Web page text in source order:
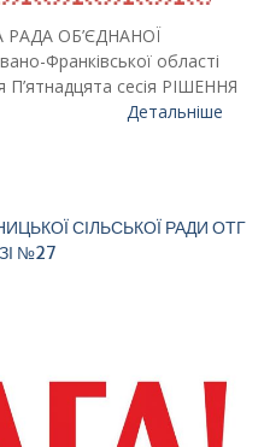
ОБ’ЄДНАНОЇ
Франківської області
сесія РІШЕННЯ
року Детальніше
СІЛЬСЬКОЇ РАДИ ОТГ
№27